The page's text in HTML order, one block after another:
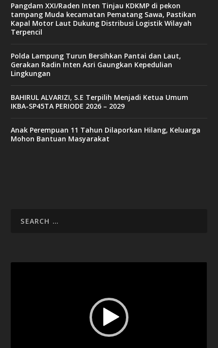
Pangdam XXI/Raden Inten Tinjau KDKMP di pekon
tampang Muda kecamatan Pematang Sawa, Pastikan
Kapal Motor Laut Dukung Distribusi Logistik Wilayah
Terpencil
Polda Lampung Turun Bersihkan Pantai dan Laut,
Gerakan Radin Inten Asri Gaungkan Kepedulian
Lingkungan
BAHIRUL ALVARIZI, S.E Terpilih Menjadi Ketua Umum
IKBA-SP45TA PERIODE 2026 – 2029
Anak Perempuan 11 Tahun Dilaporkan Hilang, Keluarga
Mohon Bantuan Masyarakat